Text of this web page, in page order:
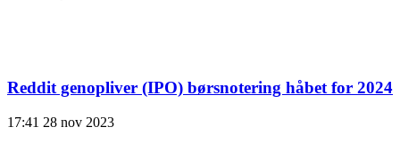
Reddit genopliver (IPO) børsnotering håbet for 2024
17:41 28 nov 2023